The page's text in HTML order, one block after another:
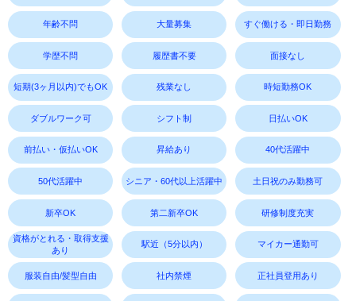
年齢不問 大量募集 すぐ働ける・即日勤務
学歴不問 履歴書不要 面接なし
短期(3ヶ月以内)でもOK 残業なし 時短勤務OK
ダブルワーク可 シフト制 日払いOK
前払い・仮払いOK 昇給あり 40代活躍中
50代活躍中 シニア・60代以上活躍中 土日祝のみ勤務可
新卒OK 第二新卒OK 研修制度充実
資格がとれる・取得支援
あり
駅近（5分以内） マイカー通勤可
服装自由/髪型自由 社内禁煙 正社員登用あり